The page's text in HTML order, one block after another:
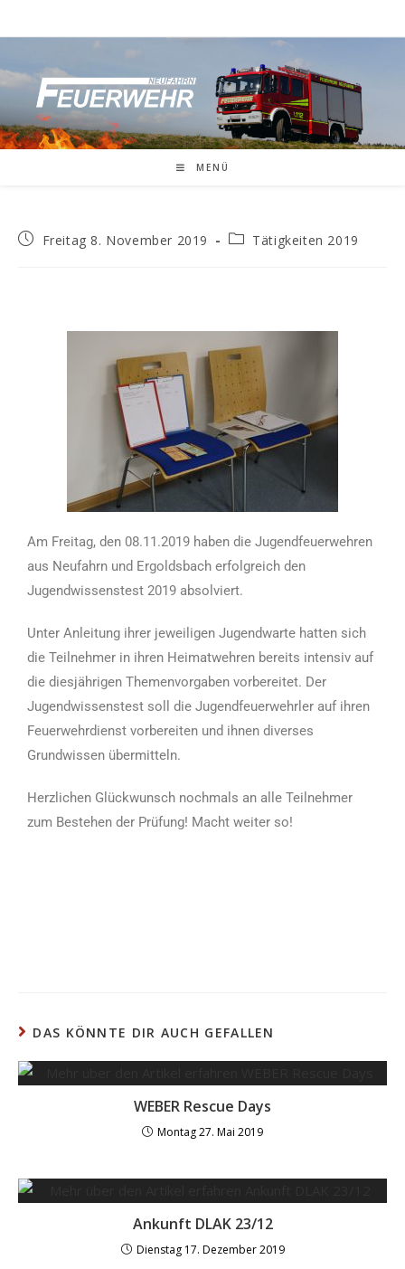
MENÜ
Freitag 8. November 2019 Tätigkeiten 2019
Am Freitag, den 08.11.2019 haben die Jugendfeuerwehren
aus Neufahrn und Ergoldsbach erfolgreich den
Jugendwissenstest 2019 absolviert.
Unter Anleitung ihrer jeweiligen Jugendwarte hatten sich
die Teilnehmer in ihren Heimatwehren bereits intensiv auf
die diesjährigen Themenvorgaben vorbereitet. Der
Jugendwissenstest soll die Jugendfeuerwehrler auf ihren
Feuerwehrdienst vorbereiten und ihnen diverses
Grundwissen übermitteln.
Herzlichen Glückwunsch nochmals an alle Teilnehmer
zum Bestehen der Prüfung! Macht weiter so!
DAS KÖNNTE DIR AUCH GEFALLEN
WEBER Rescue Days
Montag 27. Mai 2019
Ankunft DLAK 23/12
Dienstag 17. Dezember 2019